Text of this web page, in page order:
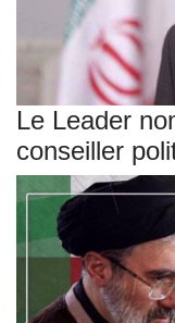
Le Leader
conseiller